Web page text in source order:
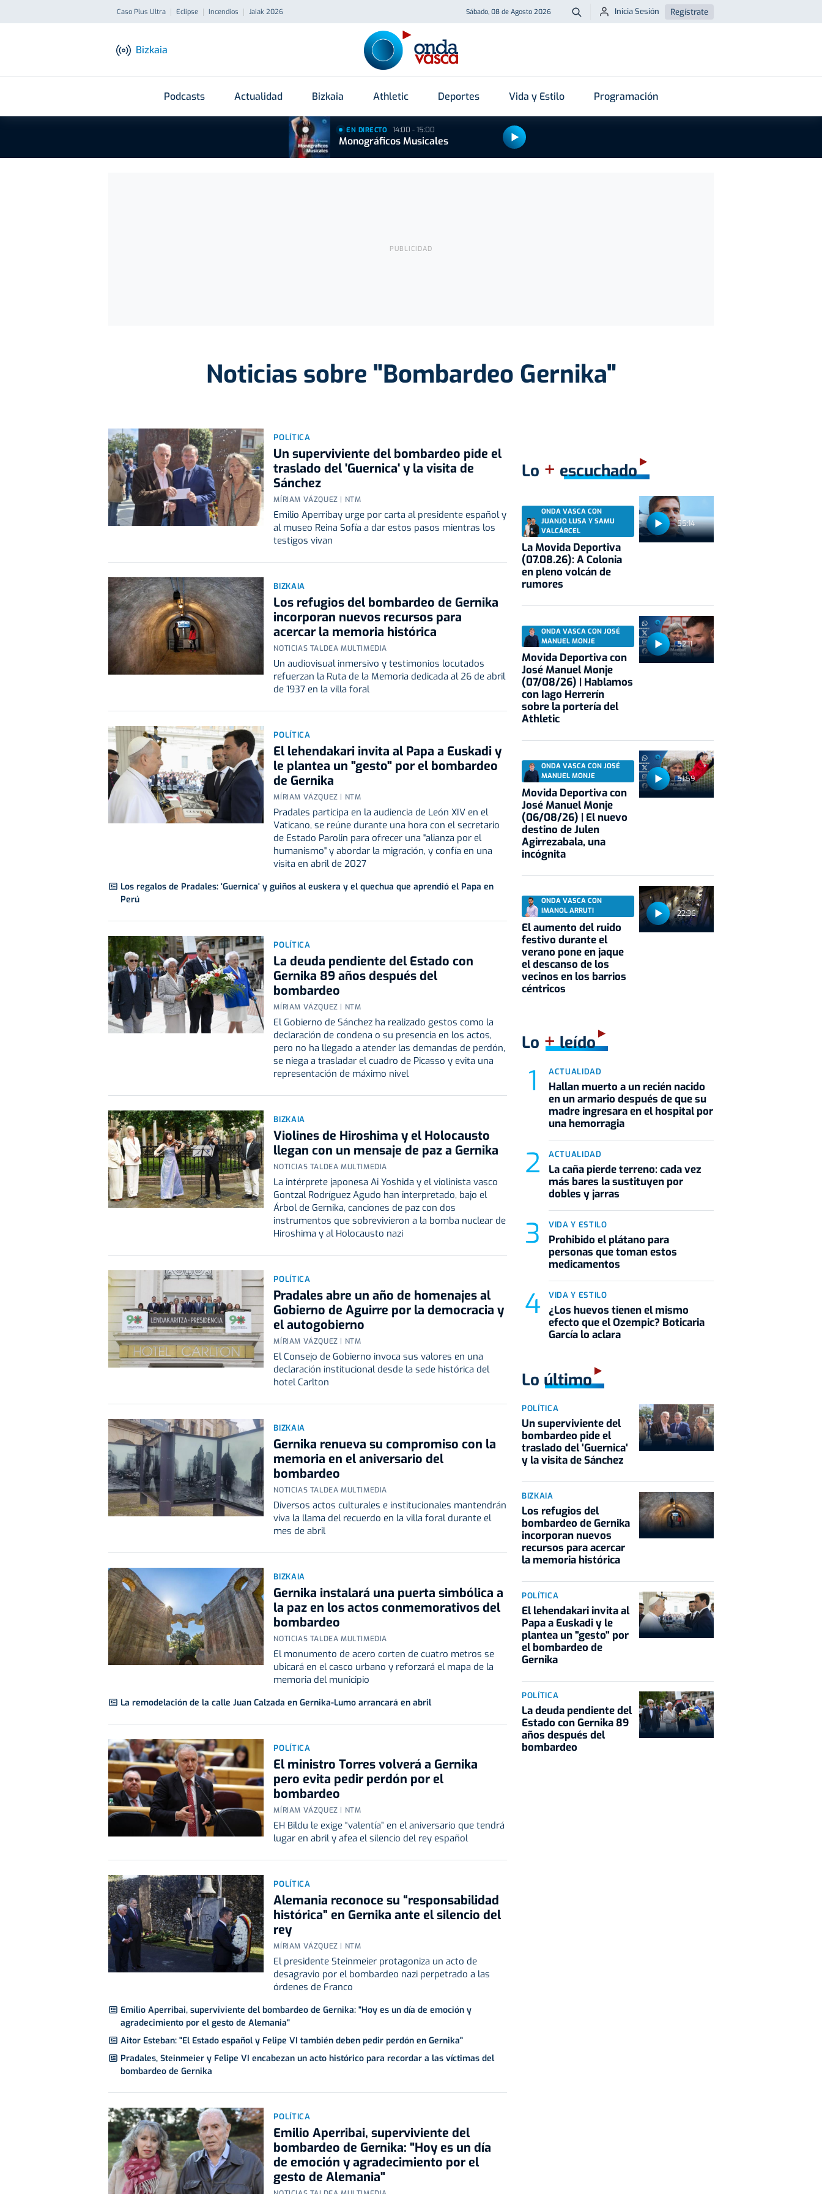
Caso Plus Ultra Eclipse Incendios Jaiak 2026 Sábado, 08 de Agosto 2026 Buscar
Inicia Sesión Regístrate
Bizkaia
Podcasts Actualidad Bizkaia Athletic Deportes Vida y Estilo Programación
EN DIRECTO 14:00 - 15:00
Monográficos Musicales
Noticias sobre "Bombardeo Gernika"
POLÍTICA
Un superviviente del bombardeo pide el
traslado del 'Guernica' y la visita de
Sánchez
MÍRIAM VÁZQUEZ | NTM
Emilio Aperribay urge por carta al presidente español y
al museo Reina Sofía a dar estos pasos mientras los
testigos vivan
BIZKAIA
Los refugios del bombardeo de Gernika
incorporan nuevos recursos para
acercar la memoria histórica
NOTICIAS TALDEA MULTIMEDIA
Un audiovisual inmersivo y testimonios locutados
refuerzan la Ruta de la Memoria dedicada al 26 de abril
de 1937 en la villa foral
POLÍTICA
El lehendakari invita al Papa a Euskadi y
le plantea un "gesto" por el bombardeo
de Gernika
MÍRIAM VÁZQUEZ | NTM
Pradales participa en la audiencia de León XIV en el
Vaticano, se reúne durante una hora con el secretario
de Estado Parolin para ofrecer una "alianza por el
humanismo" y abordar la migración, y confía en una
visita en abril de 2027
Los regalos de Pradales: 'Guernica' y guiños al euskera y el quechua que aprendió el Papa en
Perú
POLÍTICA
La deuda pendiente del Estado con
Gernika 89 años después del
bombardeo
MÍRIAM VÁZQUEZ | NTM
El Gobierno de Sánchez ha realizado gestos como la
declaración de condena o su presencia en los actos,
pero no ha llegado a atender las demandas de perdón,
se niega a trasladar el cuadro de Picasso y evita una
representación de máximo nivel
BIZKAIA
Violines de Hiroshima y el Holocausto
llegan con un mensaje de paz a Gernika
NOTICIAS TALDEA MULTIMEDIA
La intérprete japonesa Ai Yoshida y el violinista vasco
Gontzal Rodríguez Agudo han interpretado, bajo el
Árbol de Gernika, canciones de paz con dos
instrumentos que sobrevivieron a la bomba nuclear de
Hiroshima y al Holocausto nazi
POLÍTICA
Pradales abre un año de homenajes al
Gobierno de Aguirre por la democracia y
el autogobierno
MÍRIAM VÁZQUEZ | NTM
El Consejo de Gobierno invoca sus valores en una
declaración institucional desde la sede histórica del
hotel Carlton
BIZKAIA
Gernika renueva su compromiso con la
memoria en el aniversario del
bombardeo
NOTICIAS TALDEA MULTIMEDIA
Diversos actos culturales e institucionales mantendrán
viva la llama del recuerdo en la villa foral durante el
mes de abril
BIZKAIA
Gernika instalará una puerta simbólica a
la paz en los actos conmemorativos del
bombardeo
NOTICIAS TALDEA MULTIMEDIA
El monumento de acero corten de cuatro metros se
ubicará en el casco urbano y reforzará el mapa de la
memoria del municipio
La remodelación de la calle Juan Calzada en Gernika-Lumo arrancará en abril
POLÍTICA
El ministro Torres volverá a Gernika
pero evita pedir perdón por el
bombardeo
MÍRIAM VÁZQUEZ | NTM
EH Bildu le exige “valentía” en el aniversario que tendrá
lugar en abril y afea el silencio del rey español
POLÍTICA
Alemania reconoce su “responsabilidad
histórica” en Gernika ante el silencio del
rey
MÍRIAM VÁZQUEZ | NTM
El presidente Steinmeier protagoniza un acto de
desagravio por el bombardeo nazi perpetrado a las
órdenes de Franco
Emilio Aperribai, superviviente del bombardeo de Gernika: "Hoy es un día de emoción y
agradecimiento por el gesto de Alemania"
Aitor Esteban: "El Estado español y Felipe VI también deben pedir perdón en Gernika"
Pradales, Steinmeier y Felipe VI encabezan un acto histórico para recordar a las víctimas del
bombardeo de Gernika
POLÍTICA
Emilio Aperribai, superviviente del
bombardeo de Gernika: "Hoy es un día
de emoción y agradecimiento por el
gesto de Alemania"
Lo + escuchado
55:14
ONDA VASCA CON
JUANJO LUSA Y SAMU
VALCÁRCEL
La Movida Deportiva
(07.08.26): A Colonia
en pleno volcán de
rumores
52:11
ONDA VASCA CON JOSÉ
MANUEL MONJE
Movida Deportiva con
José Manuel Monje
(07/08/26) | Hablamos
con Iago Herrerín
sobre la portería del
Athletic
51:59
ONDA VASCA CON JOSÉ
MANUEL MONJE
Movida Deportiva con
José Manuel Monje
(06/08/26) | El nuevo
destino de Julen
Agirrezabala, una
incógnita
22:36
ONDA VASCA CON
IMANOL ARRUTI
El aumento del ruido
festivo durante el
verano pone en jaque
el descanso de los
vecinos en los barrios
céntricos
Lo +leído
ACTUALIDAD
Hallan muerto a un recién nacido
en un armario después de que su
madre ingresara en el hospital por
una hemorragia
ACTUALIDAD
La caña pierde terreno: cada vez
más bares la sustituyen por
dobles y jarras
VIDA Y ESTILO
Prohibido el plátano para
personas que toman estos
medicamentos
VIDA Y ESTILO
¿Los huevos tienen el mismo
efecto que el Ozempic? Boticaria
García lo aclara
Lo último
POLÍTICA
Un superviviente del
bombardeo pide el
traslado del 'Guernica'
y la visita de Sánchez
BIZKAIA
Los refugios del
bombardeo de Gernika
incorporan nuevos
recursos para acercar
la memoria histórica
POLÍTICA
El lehendakari invita al
Papa a Euskadi y le
plantea un "gesto" por
el bombardeo de
Gernika
POLÍTICA
La deuda pendiente del
Estado con Gernika 89
años después del
bombardeo